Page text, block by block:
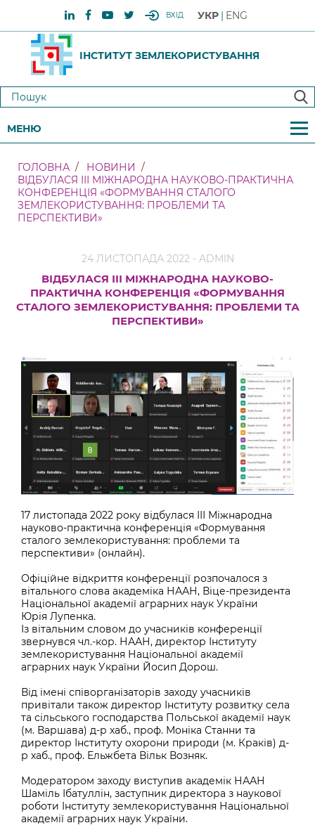
ВХІД УКР ENG
ІНСТИТУТ ЗЕМЛЕКОРИСТУВАННЯ
МЕНЮ
ГОЛОВНА
НОВИНИ
ВІДБУЛАСЯ ІІІ МІЖНАРОДНА НАУКОВО-ПРАКТИЧНА
КОНФЕРЕНЦІЯ «ФОРМУВАННЯ СТАЛОГО
ЗЕМЛЕКОРИСТУВАННЯ: ПРОБЛЕМИ ТА
ПЕРСПЕКТИВИ»
24 ЛИСТОПАДА 2022 - ADMIN
ВІДБУЛАСЯ ІІІ МІЖНАРОДНА НАУКОВО-
ПРАКТИЧНА КОНФЕРЕНЦІЯ «ФОРМУВАННЯ
СТАЛОГО ЗЕМЛЕКОРИСТУВАННЯ: ПРОБЛЕМИ ТА
ПЕРСПЕКТИВИ»
17 листопада 2022 року відбулася ІІІ Міжнародна
науково-практична конференція «Формування
сталого землекористування: проблеми та
перспективи» (онлайн).
Офіційне відкриття конференції розпочалося з
вітального слова академіка НААН, Віце-президента
Національної академії аграрних наук України
Юрія Лупенка.
Із вітальним словом до учасників конференції
звернувся чл.-кор. НААН, директор Інституту
землекористування Національної академії
аграрних наук України Йосип Дорош.
Від імені співорганізаторів заходу учасників
привітали також директор Інституту розвитку села
та сільського господарства Польської академії наук
(м. Варшава) д-р хаб., проф. Моніка Станни та
директор Інституту охорони природи (м. Краків) д-
р хаб., проф. Ельжбета Вільк Возняк.
Модератором заходу виступив академік НААН
Шаміль Ібатуллін, заступник директора з наукової
роботи Інституту землекористування Національної
академії аграрних наук України.